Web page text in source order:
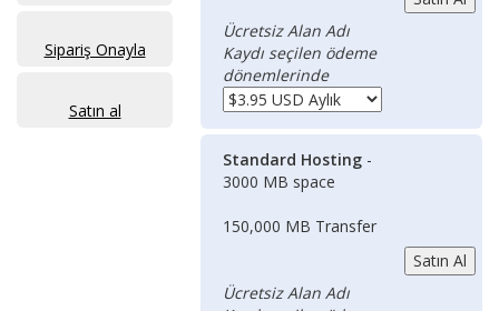
Sipariş Onayla
Satın al
Ücretsiz Alan Adı
Kaydı seçilen ödeme
dönemlerinde
Standard Hosting -
3000 MB space
150,000 MB Transfer
Ücretsiz Alan Adı